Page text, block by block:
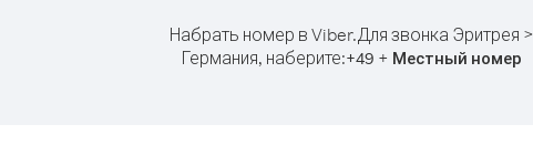
Набрать номер в Viber.Для звонка Эритрея >
Германия, наберите:+49 + Местный номер